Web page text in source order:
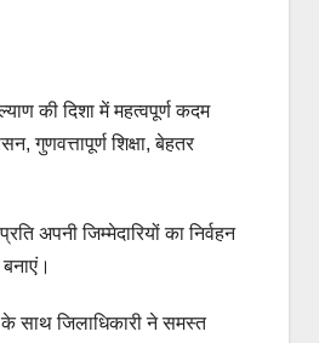
की दिशा में महत्वपूर्ण कदम
गुणवत्तापूर्ण शिक्षा, बेहतर
अपनी जिम्मेदारियों का निर्वहन
साथ जिलाधिकारी ने समस्त